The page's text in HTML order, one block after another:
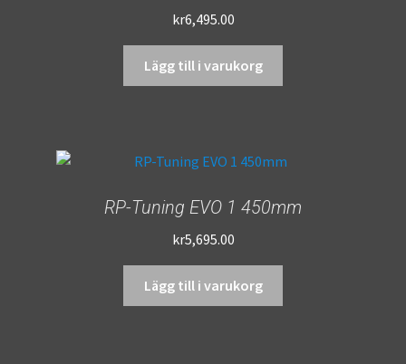
kr6,495.00
Lägg till i varukorg
RP-Tuning EVO 1 450mm
kr5,695.00
Lägg till i varukorg